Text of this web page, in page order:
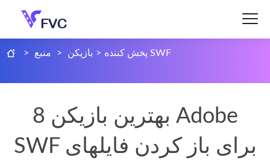
> منبع > بازیکن > پخش کننده SWF
8 بهترین بازیکن Adobe
SWF برای باز کردن فایلهای